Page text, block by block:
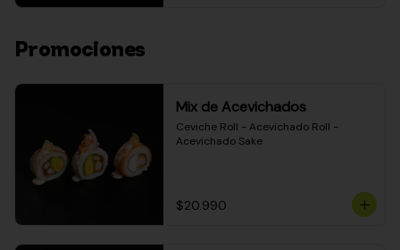
Promociones
Mix de Acevichados
Ceviche Roll - Acevichado Roll -
Acevichado Sake
$20.990